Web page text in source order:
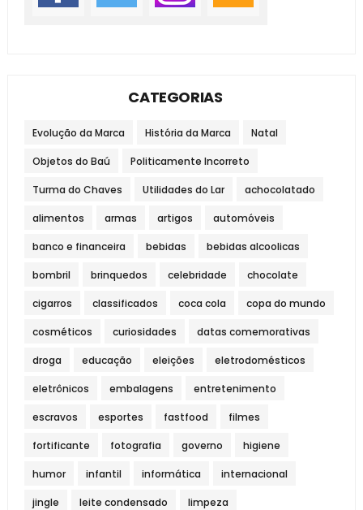
CATEGORIAS
Evolução da Marca História da Marca Natal
Objetos do Baú Politicamente Incorreto
Turma do Chaves Utilidades do Lar achocolatado
alimentos armas artigos automóveis
banco e financeira bebidas bebidas alcoolicas
bombril brinquedos celebridade chocolate
cigarros classificados coca cola copa do mundo
cosméticos curiosidades datas comemorativas
droga educação eleições eletrodomésticos
eletrônicos embalagens entretenimento
escravos esportes fastfood filmes
fortificante fotografia governo higiene
humor infantil informática internacional
jingle leite condensado limpeza